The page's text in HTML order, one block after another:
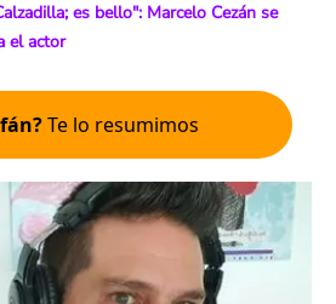
es bello": Marcelo Cezán se
el actor
Te lo resumimos